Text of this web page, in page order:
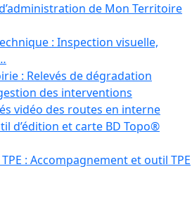
de Mon Territoire
: Inspection visuelle,
: Relevés de dégradation
des interventions
vidéo des routes en interne
d’édition et carte BD Topo®
: Accompagnement et outil TPE